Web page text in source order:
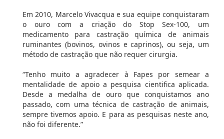
Em 2010, Marcelo Vivacqua e sua equipe conquistaram
o ouro com a criação do Stop Sex-100, um
medicamento para castração química de animais
ruminantes (bovinos, ovinos e caprinos), ou seja, um
método de castração que não requer cirurgia.
“Tenho muito a agradecer à Fapes por semear a
mentalidade de apoio a pesquisa cientifica aplicada.
Desde a medalha de ouro que conquistamos ano
passado, com uma técnica de castração de animais,
sempre tivemos apoio. E para as pesquisas neste ano,
não foi diferente.”